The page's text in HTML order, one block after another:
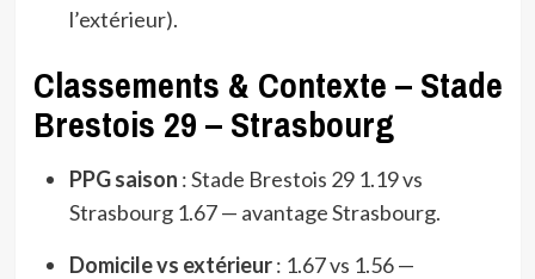
l’extérieur).
Classements & Contexte – Stade
Brestois 29 – Strasbourg
PPG saison : Stade Brestois 29 1.19 vs
Strasbourg 1.67 — avantage Strasbourg.
Domicile vs extérieur: 1.67 vs 1.56 —